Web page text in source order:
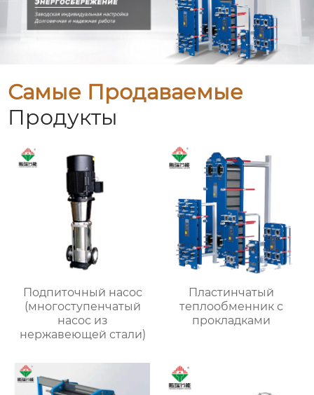
Самые Продаваемые
Продукты
Подпиточный насос
(многоступенчатый
насос из
нержавеющей стали)
Пластинчатый
теплообменник с
прокладками